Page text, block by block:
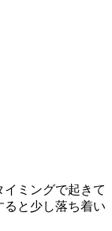
ミングで起きて
ると少し落ち着い